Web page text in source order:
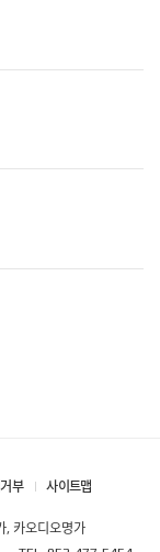
부 사이트맵
, 카오디오명가